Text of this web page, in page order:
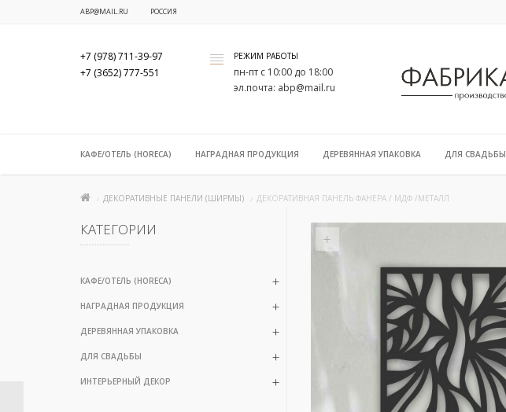
ABP@MAIL.RU РОССИЯ
+7 (978) 711-39-97
+7 (3652) 777-551
РЕЖИМ РАБОТЫ
пн-пт с 10:00 до 18:00
эл.почта: abp@mail.ru
КАФЕ/ОТЕЛЬ (HORECA) НАГРАДНАЯ ПРОДУКЦИЯ ДЕРЕВЯННАЯ УПАКОВКА ДЛЯ СВАДЬБЫ
ДЕКОРАТИВНЫЕ ПАНЕЛИ (ШИРМЫ) ДЕКОРАТИВНАЯ ПАНЕЛЬ ФАНЕРА / МДФ /МЕТАЛЛ
КАТЕГОРИИ
КАФЕ/ОТЕЛЬ (HORECA)
НАГРАДНАЯ ПРОДУКЦИЯ
ДЕРЕВЯННАЯ УПАКОВКА
ДЛЯ СВАДЬБЫ
ИНТЕРЬЕРНЫЙ ДЕКОР
+